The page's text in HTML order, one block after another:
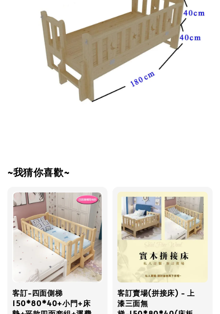
~我猜你喜歡~
客訂-四面側梯
150*80*40+小門+床
客訂賣場(拼接床) - 上
漆三面無